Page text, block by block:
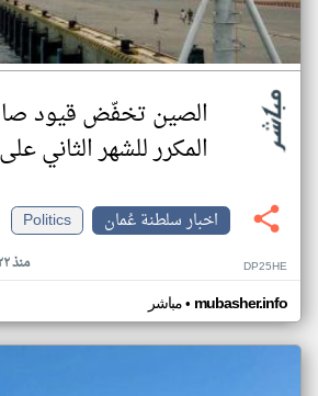
الصين تخفّض قيود
المكرر للشهر الثاني
اخبار سلطنة عُمان
Politics
منذ ٢٢ ساعة DP25HE
مباشر• mubasher.info